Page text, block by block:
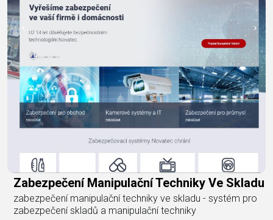
Zabezpečení Manipulační Techniky Ve Skladu
zabezpečení manipulační techniky ve skladu - systém pro
zabezpečení skladů a manipulační techniky